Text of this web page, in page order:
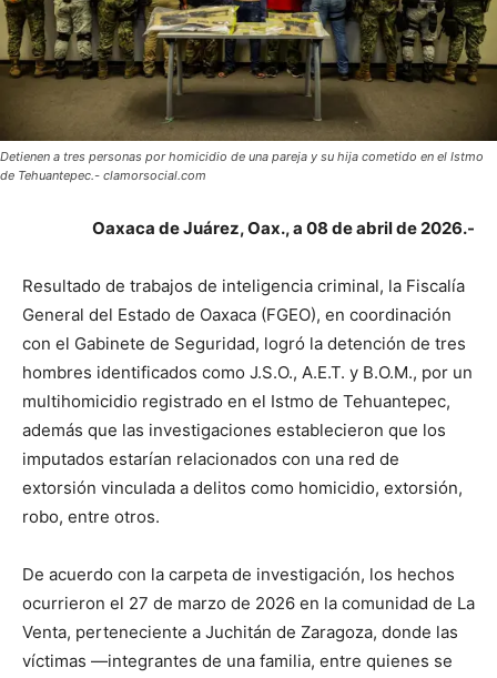
Detienen a tres personas por homicidio de una pareja y su hija cometido en el Istmo
de Tehuantepec.- clamorsocial.com
Oaxaca de Juárez, Oax., a 08 de abril de 2026.-
Resultado de trabajos de inteligencia criminal, la Fiscalía
General del Estado de Oaxaca (FGEO), en coordinación
con el Gabinete de Seguridad, logró la detención de tres
hombres identificados como J.S.O., A.E.T. y B.O.M., por un
multihomicidio registrado en el Istmo de Tehuantepec,
además que las investigaciones establecieron que los
imputados estarían relacionados con una red de
extorsión vinculada a delitos como homicidio, extorsión,
robo, entre otros.
De acuerdo con la carpeta de investigación, los hechos
ocurrieron el 27 de marzo de 2026 en la comunidad de La
Venta, perteneciente a Juchitán de Zaragoza, donde las
víctimas —integrantes de una familia, entre quienes se